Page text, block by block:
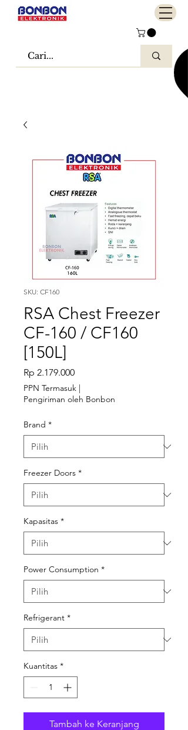
SKU: CF160
RSA Chest Freezer
CF-160 / CF160
[150L]
Rp 2.179.000Harga
PPN Termasuk |
Pengiriman oleh Bonbon
Brand *
Freezer Doors *
Kapasitas *
Power Consumption *
Refrigerant *
Kuantitas *
Tambah ke Keranjang